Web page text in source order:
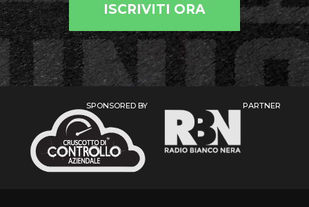
ISCRIVITI ORA
SPONSORED BY PARTNER